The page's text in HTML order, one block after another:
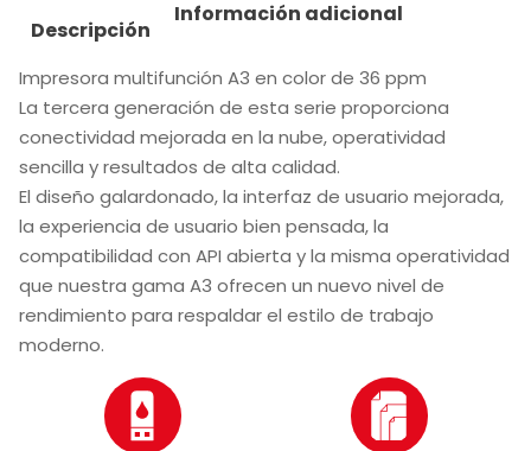
Descripción
Información adicional
Impresora multifunción A3 en color de 36 ppm
La tercera generación de esta serie proporciona
conectividad mejorada en la nube, operatividad
sencilla y resultados de alta calidad.
El diseño galardonado, la interfaz de usuario mejorada,
la experiencia de usuario bien pensada, la
compatibilidad con API abierta y la misma operatividad
que nuestra gama A3 ofrecen un nuevo nivel de
rendimiento para respaldar el estilo de trabajo
moderno.